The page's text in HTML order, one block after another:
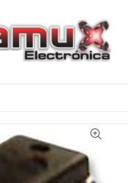
TECNOLOGIA
74 TTL